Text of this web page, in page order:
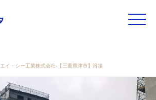
toggle
エイ・シー工業株式会社-【三重県津市】溶接